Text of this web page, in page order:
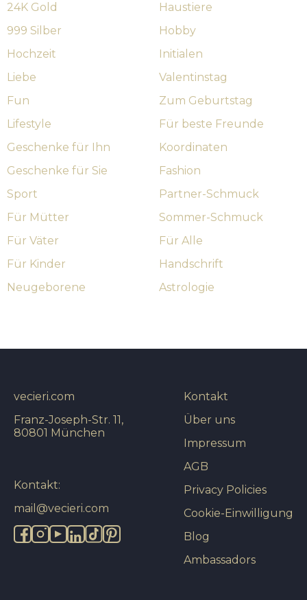
24K Gold
999 Silber
Hochzeit
Liebe
Fun
Lifestyle
Geschenke für Ihn
Geschenke für Sie
Sport
Für Mütter
Für Väter
Für Kinder
Neugeborene
Haustiere
Hobby
Initialen
Valentinstag
Zum Geburtstag
Für beste Freunde
Koordinaten
Fashion
Partner-Schmuck
Sommer-Schmuck
Für Alle
Handschrift
Astrologie
Kontakt
Über uns
Impressum
AGB
Privacy Policies
Cookie-Einwilligung
Blog
Ambassadors
vecieri.com
Franz-Joseph-Str. 11,
80801 München
Kontakt:
mail@vecieri.com